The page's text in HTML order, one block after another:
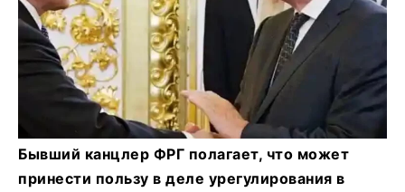
Бывший канцлер ФРГ полагает, что может
принести пользу в деле урегулирования в